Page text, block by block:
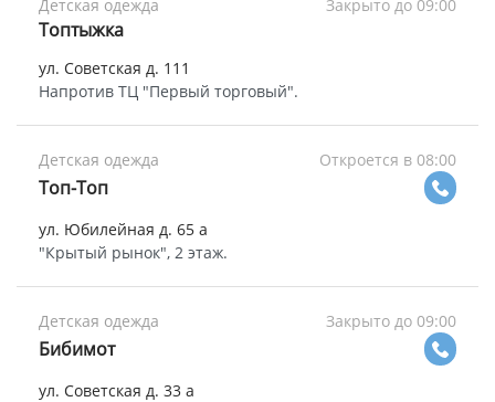
Детская одежда Закрыто до 09:00
Топтыжка
ул. Советская д. 111
Напротив ТЦ "Первый торговый".
Детская одежда Откроется в 08:00
Топ-Топ
ул. Юбилейная д. 65 а
"Крытый рынок", 2 этаж.
Детская одежда Закрыто до 09:00
Бибимот
ул. Советская д. 33 а